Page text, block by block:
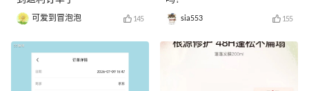
可爱到冒泡泡 145 sia553 155